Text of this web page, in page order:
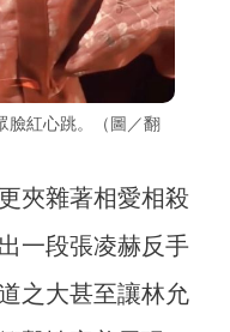
臉紅心跳。（圖／翻
夾雜著相愛相殺
一段張凌赫反手
之大甚至讓林允